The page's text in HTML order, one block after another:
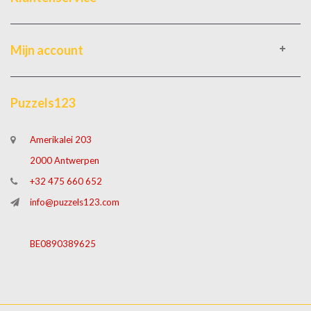
Mijn account
Puzzels123
Amerikalei 203
2000 Antwerpen
+32 475 660 652
info@puzzels123.com
BE0890389625